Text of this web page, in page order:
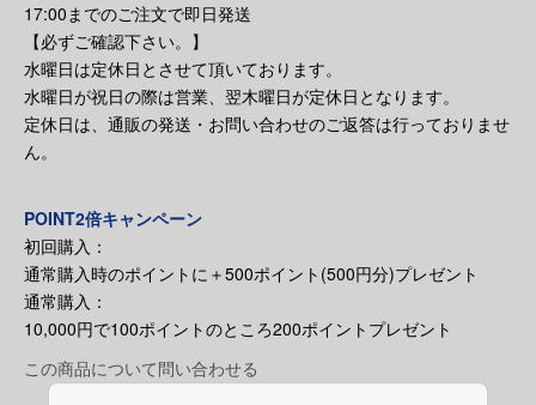
17:00までのご注文で即日発送
【必ずご確認下さい。】
水曜日は定休日とさせて頂いております。
水曜日が祝日の際は営業、翌木曜日が定休日となります。
定休日は、通販の発送・お問い合わせのご返答は行っておりませ
ん。
POINT2倍キャンペーン
初回購入：
通常購入時のポイントに＋500ポイント(500円分)プレゼント
通常購入：
10,000円で100ポイントのところ200ポイントプレゼント
この商品について問い合わせる